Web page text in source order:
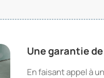
Une garantie
En faisant appel à